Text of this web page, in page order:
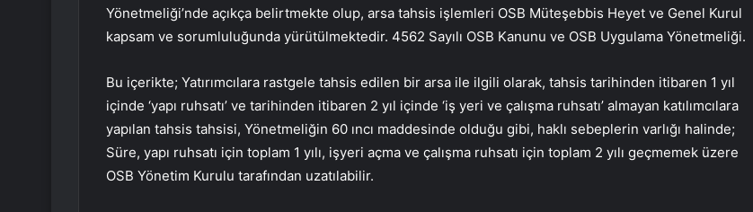
Yönetmeliği’nde açıkça belirtmekte olup, arsa tahsis işlemleri OSB Müteşebbis Heyet ve Genel Kurul
kapsam ve sorumluluğunda yürütülmektedir. 4562 Sayılı OSB Kanunu ve OSB Uygulama Yönetmeliği.
Bu içerikte; Yatırımcılara rastgele tahsis edilen bir arsa ile ilgili olarak, tahsis tarihinden itibaren 1 yıl
içinde ‘yapı ruhsatı’ ve tarihinden itibaren 2 yıl içinde ‘iş yeri ve çalışma ruhsatı’ almayan katılımcılara
yapılan tahsis tahsisi, Yönetmeliğin 60 ıncı maddesinde olduğu gibi, haklı sebeplerin varlığı halinde;
Süre, yapı ruhsatı için toplam 1 yılı, işyeri açma ve çalışma ruhsatı için toplam 2 yılı geçmemek üzere
OSB Yönetim Kurulu tarafından uzatılabilir.